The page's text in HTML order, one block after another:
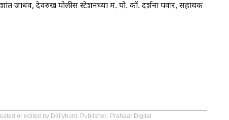
प्रशांत जाधव, देवरुख पोलीस स्टेशनच्या म. पो. कॉ. दर्शना पवार, सहायक
or edited by Dailyhunt. Publisher: Prahaar Digital